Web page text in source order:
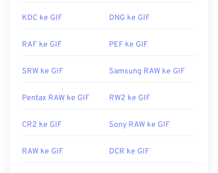
sistem operasi. Untuk membuka GIF dan
Photoshop. Di Windows, buka GIF dengan
gunakan penampil dan editor gambar Adobe,
Dikembangkan oleh:
CompuServe, Inc.
Tautan yang berguna:
KDC ke GIF DNG ke GIF
RAF ke GIF PEF ke GIF
SRW ke GIF Samsung RAW ke GIF
Pentax RAW ke GIF RW2 ke GIF
CR2 ke GIF Sony RAW ke GIF
RAW ke GIF DCR ke GIF